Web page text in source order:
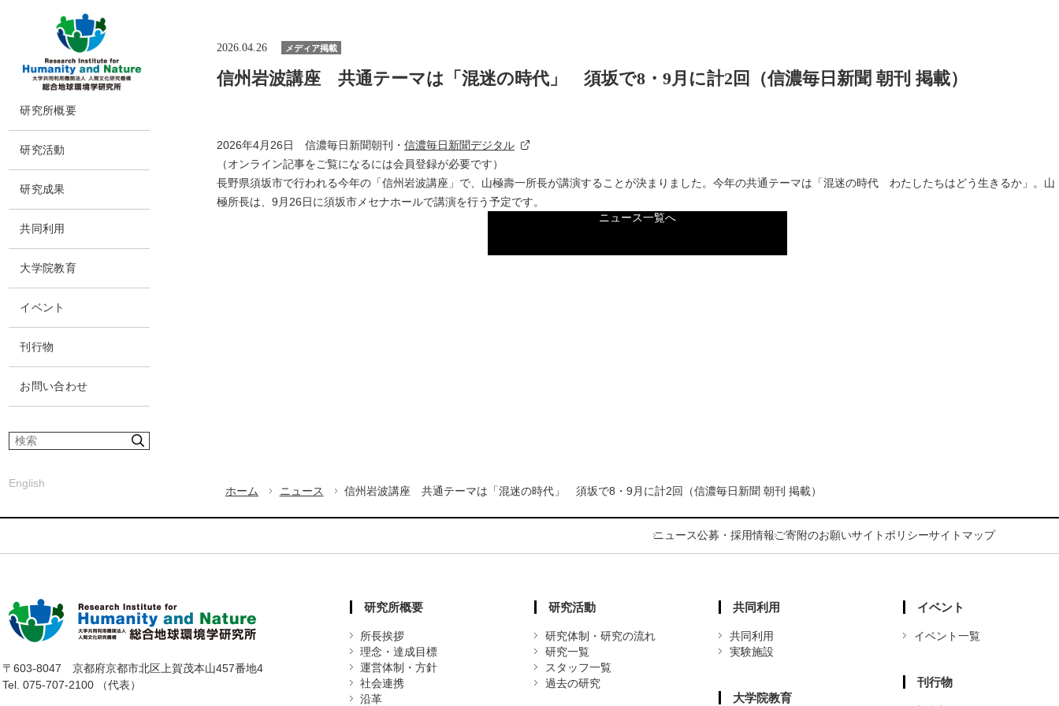
研究所概要
運営体制・方針
社会連携
沿革
交通アクセス
研究活動
スタッフ一覧
過去の研究
研究成果
共同利用
大学院教育
イベント
刊行物
お問い合わせ
サ
内
索
English
2026.04.26 メディア掲載
信州岩波講座 共通テーマは「混迷の時代」 須坂で8・9月に計2回（信濃毎日新聞 朝刊 掲載）
2026年4月26日 信濃毎日新聞朝刊・ 信濃毎日新聞デジタル
（オンライン記事をご覧になるには会員登録が必要です）
長野県須坂市で行われる今年の「信州岩波講座」で、山極壽一所長が講演することが決まりました。今年の共通テーマは「混迷の時代 わたしたちはどう生きるか」。山
極所長は、9月26日に須坂市メセナホールで講演を行う予定です。
ニュース一覧へ
ホーム ニュース 信州岩波講座 共通テーマは「混迷の時代」 須坂で8・9月に計2回（信濃毎日新聞 朝刊 掲載）
ニュース公募・採用情報ご寄附のお願いサイトポリシーサイトマップ
〒603-8047 京都府京都市北区上賀茂本山457番地4
Tel. 075-707-2100 （代表）
研究所概要
所長挨拶
理念・達成目標
運営体制・方針
社会連携
沿革
研究活動
研究体制・研究の流れ
研究一覧
スタッフ一覧
過去の研究
共同利用
共同利用
実験施設
大学院教育
イベント
イベント一覧
刊行物